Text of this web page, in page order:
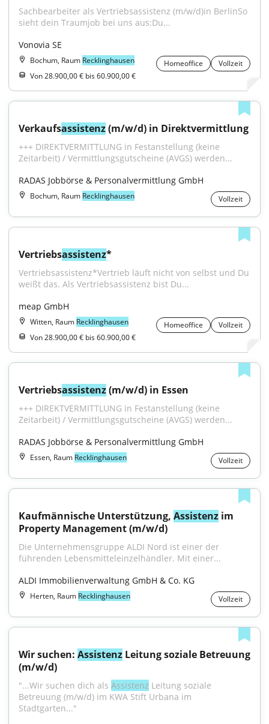
Sachbearbeiter als Vertriebsassistenz (m/w/d)in BerlinSo
sieht dein Traumjob bei uns aus:Du...
Vonovia SE
Bochum, Raum Recklinghausen Homeoffice
Vollzeit
Von 28.900,00 € bis 60.900,00 €
Verkaufsassistenz (m/w/d) in Direktvermittlung
+++ DIREKTVERMITTLUNG in Festanstellung (keine
Zeitarbeit) / Vermittlungsgutscheine (AVGS) werden...
RADAS Jobbörse & Personalvermittlung GmbH
Bochum, Raum Recklinghausen Vollzeit
Vertriebsassistenz*
Vertriebsassistenz*Vertrieb läuft nicht von selbst und Du
weißt das. Als Vertriebsassistenz bist Du...
meap GmbH
Witten, Raum Recklinghausen Homeoffice
Vollzeit
Von 28.900,00 € bis 60.900,00 €
Vertriebsassistenz (m/w/d) in Essen
+++ DIREKTVERMITTLUNG in Festanstellung (keine
Zeitarbeit) / Vermittlungsgutscheine (AVGS) werden...
RADAS Jobbörse & Personalvermittlung GmbH
Essen, Raum Recklinghausen Vollzeit
Kaufmännische Unterstützung, Assistenz im
Property Management (m/w/d)
Die Unternehmensgruppe ALDI Nord ist einer der
führenden Lebensmitteleinzelhändler. Mit einer...
ALDI Immobilienverwaltung GmbH & Co. KG
Herten, Raum Recklinghausen Vollzeit
Wir suchen: Assistenz Leitung soziale Betreuung
(m/w/d)
"...Wir suchen dich als Assistenz Leitung soziale
Betreuung (m/w/d) im KWA Stift Urbana im
Stadtgarten..."